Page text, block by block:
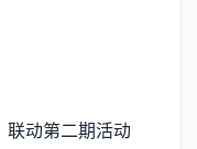
联动第二期活动